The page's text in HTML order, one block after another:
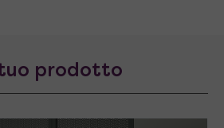
prodotto